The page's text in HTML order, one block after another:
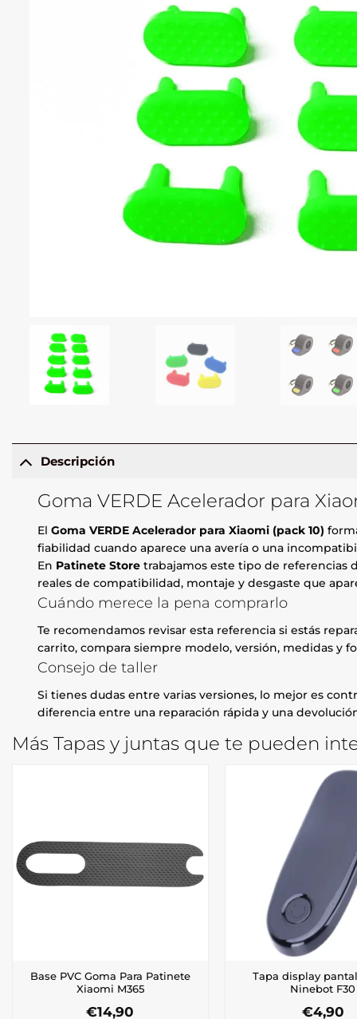
Descripción
Goma VERDE Acelerador para
ElGoma VERDE Acelerador para Xiaomi (pack 10)
fiabilidad cuando aparece una avería o una
En Patinete Store trabajamos este tipo de referencias
reales de compatibilidad, montaje y desgaste que
Cuándo merece la pena comprarlo
Te recomendamos revisar esta referencia si estás
carrito, compara siempre modelo, versión, medidas y
Consejo de taller
Si tienes dudas entre varias versiones, lo mejor es
diferencia entre una reparación rápida y una
Más Tapas y juntas que te pueden
Base PVC Goma Para Patinete
Xiaomi M365
€14,90
Tapa display
Ninebot F30
€4,90